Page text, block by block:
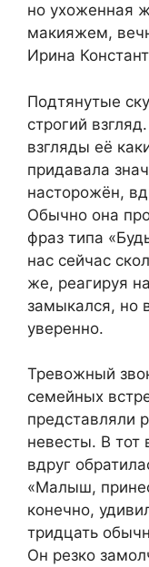
но ухоженная
макияжем,
Ирина
Подтянутые
строгий
взгляды её
придавала
насторожён,
Обычно она
фраз типа
нас сейчас
же, реагируя
замыкался, но
уверенно.
Тревожный
семейных
представляли
невесты. В тот
вдруг
«Малыш,
конечно,
тридцать
Он резко